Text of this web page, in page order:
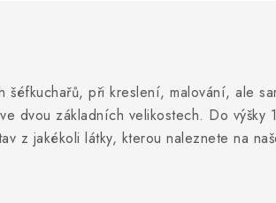
při kreslení, malování, ale
dvou základních velikostech. Do
z jakékoli látky, kterou naleznete na